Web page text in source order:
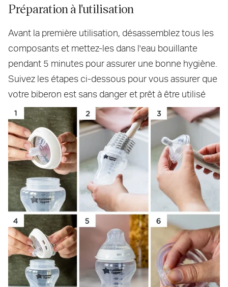
Préparation à l'utilisation
Avant la première utilisation, désassemblez tous les
composants et mettez-les dans l'eau bouillante
pendant 5 minutes pour assurer une bonne hygiène.
Suivez les étapes ci-dessous pour vous assurer que
votre biberon est sans danger et prêt à être utilisé